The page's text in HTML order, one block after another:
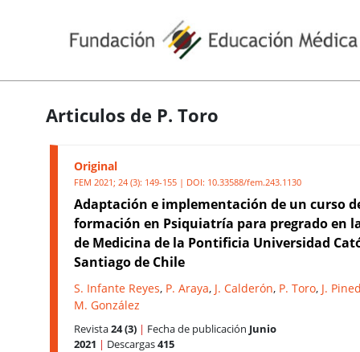
Articulos de P. Toro
Original
FEM 2021; 24 (3): 149-155 | DOI: 10.33588/fem.243.1130
Adaptación e implementación de un curso
formación en Psiquiatría para pregrado en
de Medicina de la Pontificia Universidad
Santiago de Chile
S. Infante Reyes, P. Araya, J. Calderón, P. Toro, J.
M. González
Revista24 (3) | Fecha de publicación Junio
2021 | Descargas415